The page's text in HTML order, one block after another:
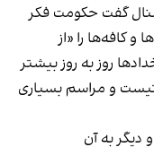
گفت حکومت فکر
و کافه‌ها را «از
روز به روز بیشتر
و مراسم بسیاری
دیگر به آن